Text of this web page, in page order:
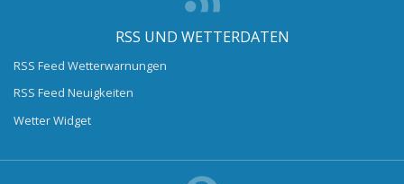
RSS UND WETTERDATEN
RSS Feed Wetterwarnungen
RSS Feed Neuigkeiten
Wetter Widget